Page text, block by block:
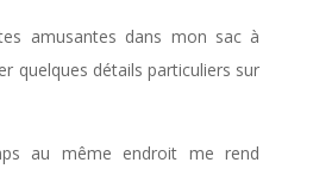
amusantes dans mon sac à
quelques détails particuliers sur
au même endroit me rend